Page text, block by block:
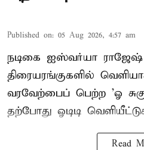
Published on: 05 Aug 2026, 4:57 am
நடிகை ஐஸ்வர்யா ராஜேஷ்
திரையரங்குகளில்
வரவேற்பைப் பெற்ற 'ஓ
தற்போது ஓடிடி
Read